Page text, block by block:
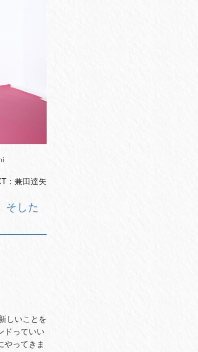
：兼田達矢
そした
しいことを
ドっていい
やってきま